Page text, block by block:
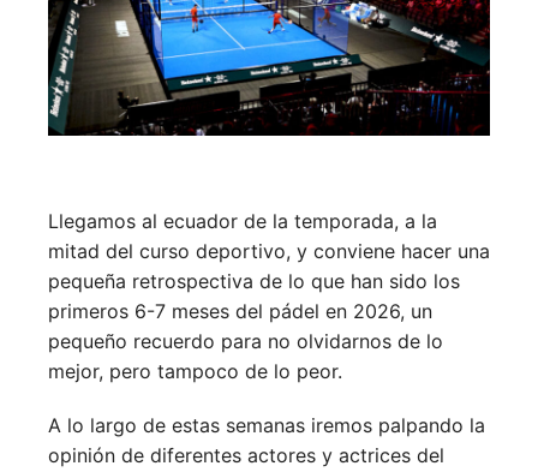
Llegamos al ecuador de la temporada, a la
mitad del curso deportivo, y conviene hacer una
pequeña retrospectiva de lo que han sido los
primeros 6-7 meses del pádel en 2026, un
pequeño recuerdo para no olvidarnos de lo
mejor, pero tampoco de lo peor.
A lo largo de estas semanas iremos palpando la
opinión de diferentes actores y actrices del